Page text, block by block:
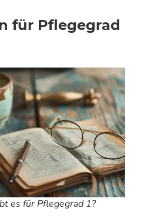
für Pflegegrad
es für Pflegegrad 1?